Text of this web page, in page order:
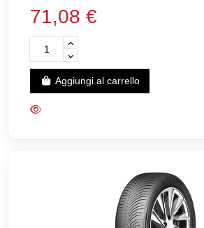
71,08 €
Aggiungi al carrello